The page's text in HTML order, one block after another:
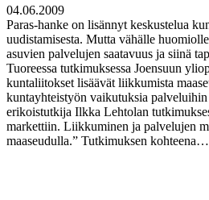
04.06.2009
Paras-hanke on lisännyt keskustelua
uudistamisesta. Mutta vähälle
asuvien palvelujen saatavuus ja siinä
Tuoreessa tutkimuksessa Joensuun
kuntaliitokset lisäävät liikkumista
kuntayhteistyön vaikutuksia
erikoistutkija Ilkka Lehtolan
markettiin. Liikkuminen ja palvelujen
maaseudulla.” Tutkimuksen kohteena…